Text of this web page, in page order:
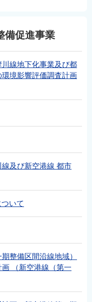
備促進事業
川線地下化事業及び都
境影響評価調査計画
及び新空港線 都市
いて
整備区間沿線地域）
（新空港線（第一